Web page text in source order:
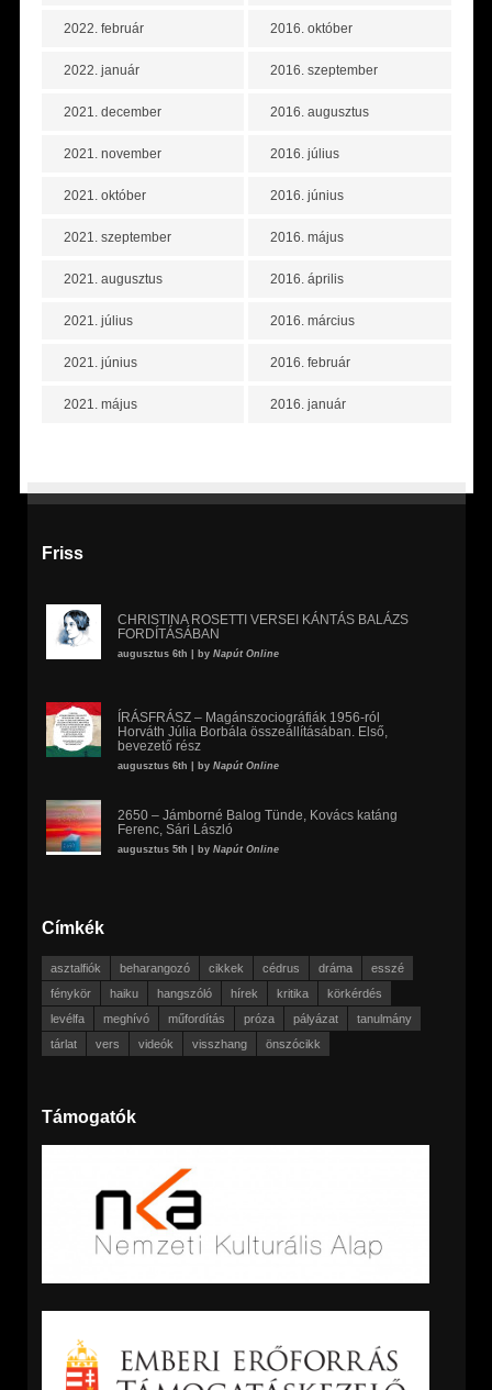
2022. február
2022. január
2021. december
2021. november
2021. október
2021. szeptember
2021. augusztus
2021. július
2021. június
2021. május
2016. október
2016. szeptember
2016. augusztus
2016. július
2016. június
2016. május
2016. április
2016. március
2016. február
2016. január
Friss
CHRISTINA ROSETTI VERSEI KÁNTÁS BALÁZS
FORDÍTÁSÁBAN
augusztus 6th | by Napút Online
ÍRÁSFRÁSZ – Magánszociográfiák 1956-ról
Horváth Júlia Borbála összeállításában. Első,
bevezető rész
augusztus 6th | by Napút Online
2650 – Jámborné Balog Tünde, Kovács katáng
Ferenc, Sári László
augusztus 5th | by Napút Online
Címkék
asztalfiók beharangozó cikkek cédrus dráma
esszé
fénykör
haiku hangszóló hírek kritika
körkérdés
levélfa
meghívó műfordítás próza pályázat
tanulmány
tárlat
vers videók visszhang önszócikk
Támogatók